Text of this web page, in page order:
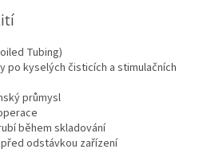
Tubing)
po kyselých čisticích a stimulačních
průmysl
během skladování
odstávkou zařízení